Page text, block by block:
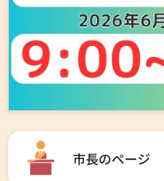
市長のページ